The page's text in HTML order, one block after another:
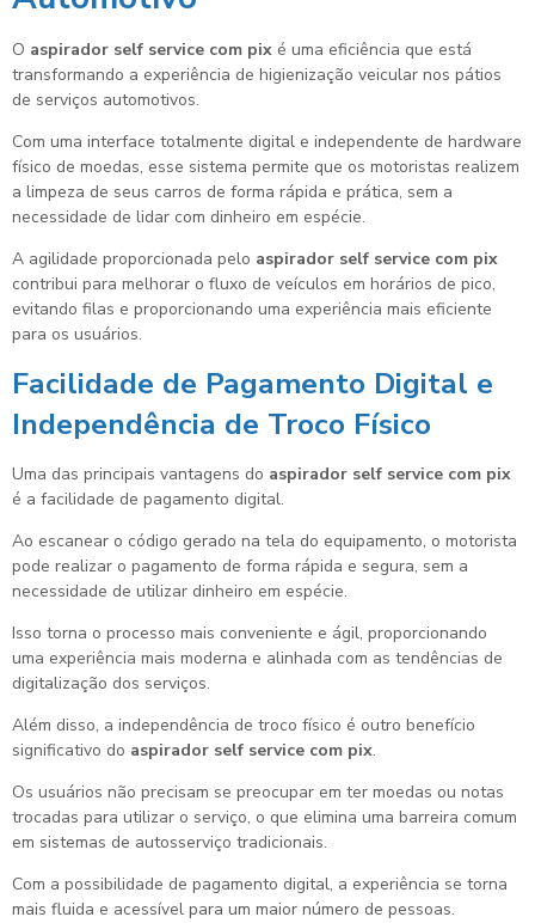
O aspirador self service com pix é uma eficiência que está
transformando a experiência de higienização veicular nos pátios
de serviços automotivos.
Com uma interface totalmente digital e independente de hardware
físico de moedas, esse sistema permite que os motoristas realizem
a limpeza de seus carros de forma rápida e prática, sem a
necessidade de lidar com dinheiro em espécie.
A agilidade proporcionada pelo aspirador self service com pix
contribui para melhorar o fluxo de veículos em horários de pico,
evitando filas e proporcionando uma experiência mais eficiente
para os usuários.
Facilidade de Pagamento Digital e
Independência de Troco Físico
Uma das principais vantagens do aspirador self service com pix
é a facilidade de pagamento digital.
Ao escanear o código gerado na tela do equipamento, o motorista
pode realizar o pagamento de forma rápida e segura, sem a
necessidade de utilizar dinheiro em espécie.
Isso torna o processo mais conveniente e ágil, proporcionando
uma experiência mais moderna e alinhada com as tendências de
digitalização dos serviços.
Além disso, a independência de troco físico é outro benefício
significativo do aspirador self service com pix.
Os usuários não precisam se preocupar em ter moedas ou notas
trocadas para utilizar o serviço, o que elimina uma barreira comum
em sistemas de autosserviço tradicionais.
Com a possibilidade de pagamento digital, a experiência se torna
mais fluida e acessível para um maior número de pessoas.